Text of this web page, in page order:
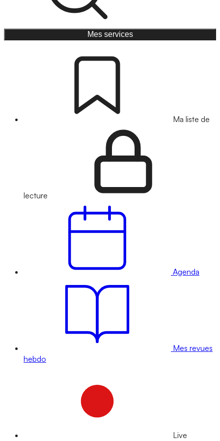
Mes services
Ma liste de
lecture
Agenda
Mes revues
hebdo
Live